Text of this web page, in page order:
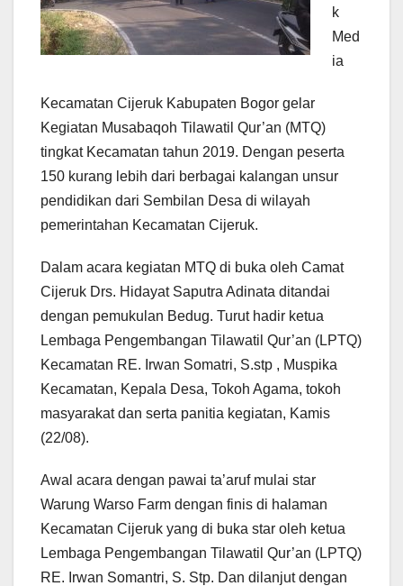
k
Med
ia
Kecamatan Cijeruk Kabupaten Bogor gelar
Kegiatan Musabaqoh Tilawatil Qur’an (MTQ)
tingkat Kecamatan tahun 2019. Dengan peserta
150 kurang lebih dari berbagai kalangan unsur
pendidikan dari Sembilan Desa di wilayah
pemerintahan Kecamatan Cijeruk.
Dalam acara kegiatan MTQ di buka oleh Camat
Cijeruk Drs. Hidayat Saputra Adinata ditandai
dengan pemukulan Bedug. Turut hadir ketua
Lembaga Pengembangan Tilawatil Qur’an (LPTQ)
Kecamatan RE. Irwan Somatri, S.stp , Muspika
Kecamatan, Kepala Desa, Tokoh Agama, tokoh
masyarakat dan serta panitia kegiatan, Kamis
(22/08).
Awal acara dengan pawai ta’aruf mulai star
Warung Warso Farm dengan finis di halaman
Kecamatan Cijeruk yang di buka star oleh ketua
Lembaga Pengembangan Tilawatil Qur’an (LPTQ)
RE. Irwan Somantri, S. Stp. Dan dilanjut dengan